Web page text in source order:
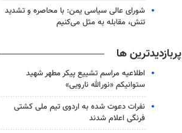
شورای عالی سیاسی یمن: با محاصره و تشدید
تنش، مقابله به مثل می‌کنیم
پربازدیدترین ها
اطلاعیه مراسم تشییع پیکر مطهر شهید
ستوانیکم «نورالله نارویی»
نفرات دعوت شده به اردوی تیم ملی کشتی
فرنگی اعلام شدند